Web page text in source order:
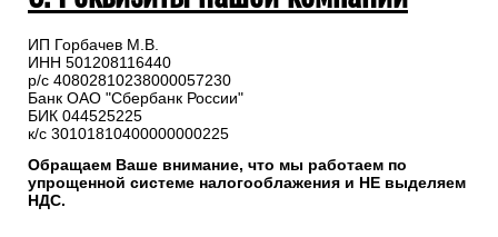
ИП Горбачев М.В.
ИНН 501208116440
р/с 40802810238000057230
Банк ОАО "Сбербанк России"
БИК 044525225
к/с 30101810400000000225
Обращаем Ваше внимание, что мы работаем по
упрощенной системе налогооблажения и НЕ выделяем
НДС.